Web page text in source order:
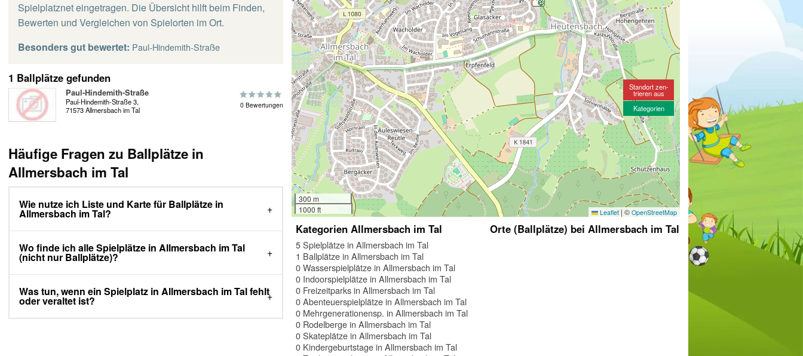
Spielplatznet eingetragen. Die Übersicht hilft beim Finden,
Bewerten und Vergleichen von Spielorten im Ort.
Besonders gut bewertet: Paul-Hindemith-Straße
1 Ballplätze gefunden
Paul-Hindemith-Straße
Paul-Hindemith-Straße 3,
71573 Allmersbach im Tal
0 Bewertungen
Häufige Fragen zu Ballplätze in
Allmersbach im Tal
Wie nutze ich Liste und Karte für Ballplätze in
Allmersbach im Tal?
Wo finde ich alle Spielplätze in Allmersbach im Tal
(nicht nur Ballplätze)?
Was tun, wenn ein Spielplatz in Allmersbach im Tal fehlt
oder veraltet ist?
300 m
1000 ft
Leaflet |©OpenStreetMap
Standort zen-
trieren aus
Kategorien
Kategorien Allmersbach im Tal
5 Spielplätze in Allmersbach im Tal
1 Ballplätze in Allmersbach im Tal
0 Wasserspielplätze in Allmersbach im Tal
0 Indoorspielplätze in Allmersbach im Tal
0 Freizeitparks in Allmersbach im Tal
0 Abenteuerspielplätze in Allmersbach im Tal
0 Mehrgenerationensp. in Allmersbach im Tal
0 Rodelberge in Allmersbach im Tal
0 Skateplätze in Allmersbach im Tal
0 Kindergeburtstage in Allmersbach im Tal
Orte (Ballplätze) bei Allmersbach im Tal